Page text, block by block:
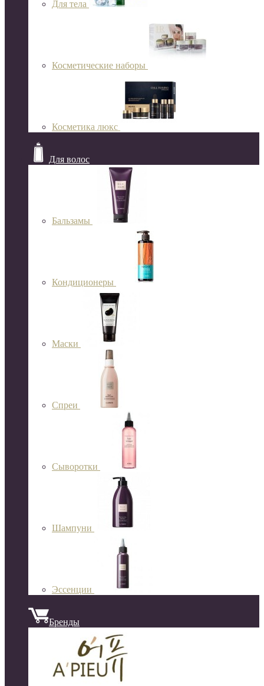
Для тела
Косметические наборы
Косметика люкс
Для волос
Бальзамы
Кондиционеры
Маски
Спреи
Сыворотки
Шампуни
Эссенции
Бренды